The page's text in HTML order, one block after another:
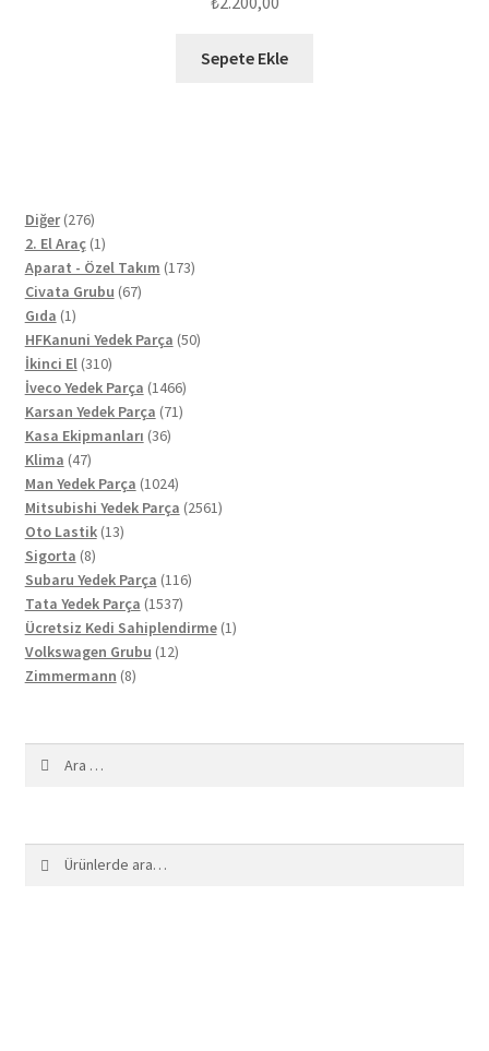
Sepete Ekle
Diğer 276276
ürün
2. El Araç 11
ürün
Aparat - Özel Takım 173173
Civata Grubu 6767
Gıda 11
ürün
HFKanuni Yedek Parça 5050
İkinci El 310310
ürün
İveco Yedek Parça 14661466
ürün
Karsan Yedek Parça 7171
Kasa Ekipmanları 3636
Klima 4747
ürün
Man Yedek Parça 10241024
ürün
Mitsubishi Yedek Parça 25612561
Oto Lastik 1313
Sigorta 88
ürün
Subaru Yedek Parça 116116
Tata Yedek Parça 15371537
ürün
Ücretsiz Kedi Sahiplendirme 11
Volkswagen Grubu 1212
Zimmermann 88